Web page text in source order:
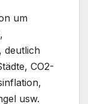
um
deutlich
CO2-
usw.